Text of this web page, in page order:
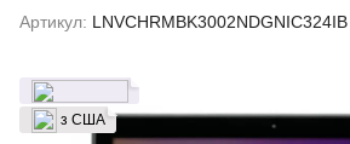
Артикул: LNVCHRMBK3002NDGNIC324IB
з США